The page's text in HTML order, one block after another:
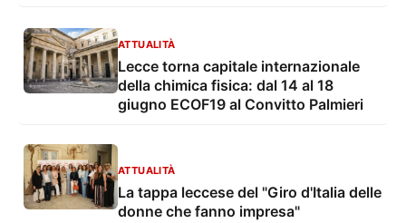
ATTUALITÀ
Lecce torna capitale internazionale
della chimica fisica: dal 14 al 18
giugno ECOF19 al Convitto Palmieri
ATTUALITÀ
La tappa leccese del "Giro d'Italia delle
donne che fanno impresa"